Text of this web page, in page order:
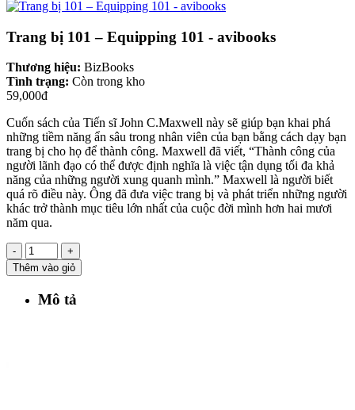
Trang bị 101 – Equipping 101 - avibooks
Thương hiệu: BizBooks
Tình trạng: Còn trong kho
59,000đ
Cuốn sách của Tiến sĩ John C.Maxwell này sẽ giúp bạn khai phá
những tiềm năng ẩn sâu trong nhân viên của bạn bằng cách dạy bạn
trang bị cho họ để thành công. Maxwell đã viết, “Thành công của
người lãnh đạo có thể được định nghĩa là việc tận dụng tối đa khả
năng của những người xung quanh mình.” Maxwell là người biết
quá rõ điều này. Ông đã đưa việc trang bị và phát triển những người
khác trở thành mục tiêu lớn nhất của cuộc đời mình hơn hai mươi
năm qua.
-
+
Thêm vào giỏ
Mô tả